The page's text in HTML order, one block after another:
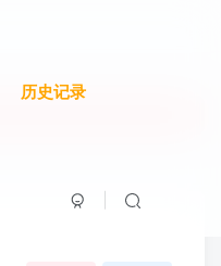
历史记录